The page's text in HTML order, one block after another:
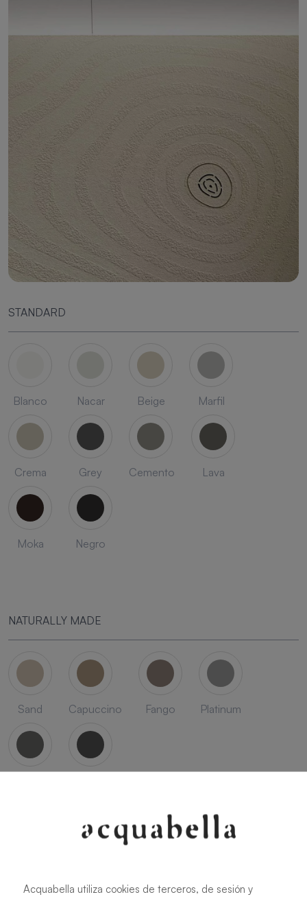
STANDARD
Blanco Nacar Beige Marfil
Crema Grey Cemento Lava
Moka Negro
NATURALLY MADE
Sand Capuccino Fango Platinum
Acquabella utiliza cookies de terceros, de sesión y